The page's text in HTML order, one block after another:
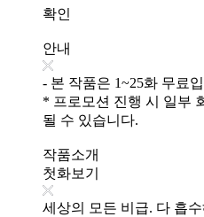
확인
안내
- 본 작품은 1~25화 무료
* 프로모션 진행 시 일부
될 수 있습니다.
작품소개
첫화보기
세상의 모든 비급. 다 흡